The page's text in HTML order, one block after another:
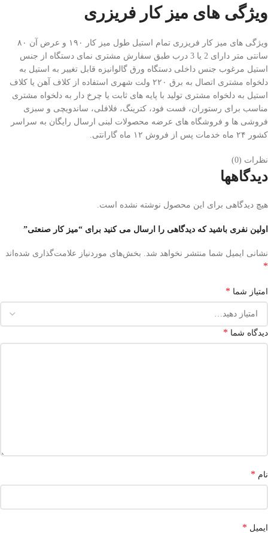
ویژگی های میز کار فریزری
ویژگی های میز کار فریزری تمام استیل طول میز کار ۱۹۰ و عرض آن ۸۰
سانتی متر دارای 2 یا 3 درب طبق سفارش مشتری نمای دستگاه از جنس
استیل مرغوب جنس داخلی دستگاه ورق گالوانیزه قابل تغییر به استیل به
دلخواه مشتری اتصال به برق ۲۲۰ ولت شهری استفاده از کلاف آهن یا کلاف
استیل به دلخواه مشتری تولید با پایه های ثابت یا چرخ دار به دلخواه مشتری
مناسب برای رستوران، فست فود، کترینگ، فلافلی، ساندویچی و سبزی
فروشی ها و فروشگاه های عرضه محصولات لبنی ارسال رایگان به سراسر
کشور ۲۴ ماه خدمات پس از فروش ۱۲ ماه گارانتی.
نظرات (0)
دیدگاهها
هیچ دیدگاهی برای این محصول نوشته نشده است.
اولین نفری باشید که دیدگاهی را ارسال می کنید برای “میز کار صنعتی”
نشانی ایمیل شما منتشر نخواهد شد. بخش‌های موردنیاز علامت‌گذاری شده‌اند
*
امتیاز شما *
دیدگاه شما *
نام *
ایمیل *